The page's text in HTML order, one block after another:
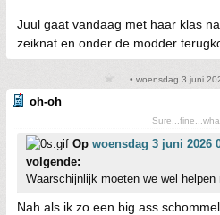
Juul gaat vandaag met haar klas
zeiknat en onder de modder
• woensdag 3 juni
oh-oh
Op woensdag 3 juni 2026
volgende:
Waarschijnlijk moeten we wel
Nah als ik zo een big ass